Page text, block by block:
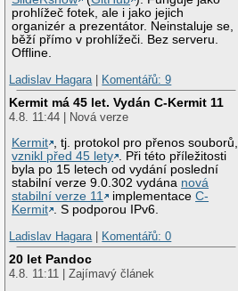
prohlížeč fotek, ale i jako jejich
organizér a prezentátor. Neinstaluje se,
běží přímo v prohlížeči. Bez serveru.
Offline.
Ladislav Hagara | Komentářů: 9
Kermit má 45 let. Vydán C-Kermit 11
4.8. 11:44 | Nová verze
Kermit , tj. protokol pro přenos souborů,
vznikl před 45 lety . Při této příležitosti
byla po 15 letech od vydání poslední
stabilní verze 9.0.302 vydána nová
stabilní verze 11
implementaceC-
Kermit . S podporou IPv6.
Ladislav Hagara | Komentářů: 0
20 let Pandoc
4.8. 11:11 | Zajímavý článek